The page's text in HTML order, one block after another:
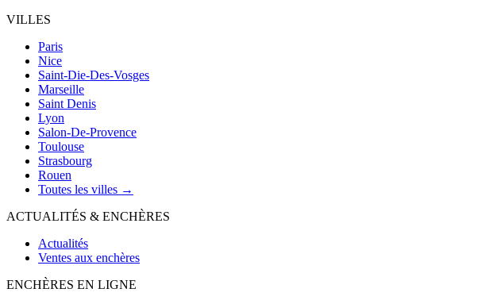
VILLES
Paris
Nice
Saint-Die-Des-Vosges
Marseille
Saint Denis
Lyon
Salon-De-Provence
Toulouse
Strasbourg
Rouen
Toutes les villes →
ACTUALITÉS & ENCHÈRES
Actualités
Ventes aux enchères
ENCHÈRES EN LIGNE